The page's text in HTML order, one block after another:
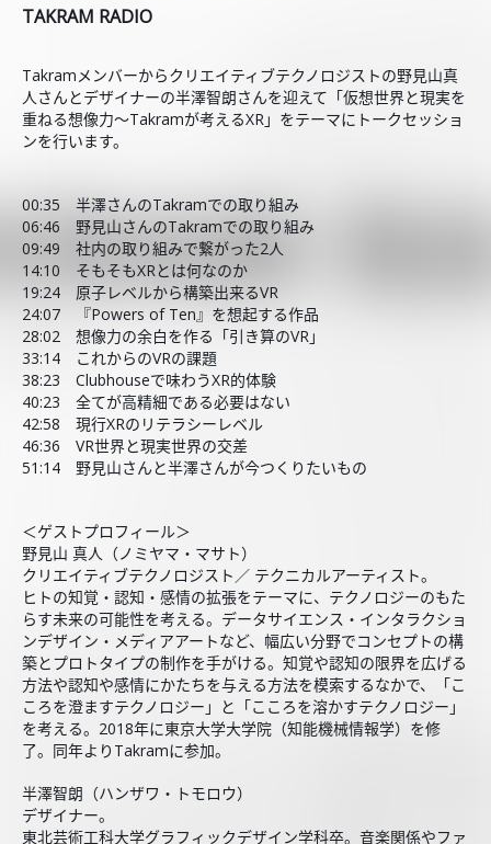
TAKRAM RADIO
Takramメンバーからクリエイティブテクノロジストの野見山真
人さんとデザイナーの半澤智朗さんを迎えて「仮想世界と現実を
重ねる想像力～Takramが考えるXR」をテーマにトークセッショ
ンを行います。
00:35 半澤さんのTakramでの取り組み
06:46 野見山さんのTakramでの取り組み
09:49 社内の取り組みで繋がった2人
14:10 そもそもXRとは何なのか
19:24 原子レベルから構築出来るVR
24:07 『Powers of Ten』を想起する作品
28:02 想像力の余白を作る「引き算のVR」
33:14 これからのVRの課題
38:23 Clubhouseで味わうXR的体験
40:23 全てが高精細である必要はない
42:58 現行XRのリテラシーレベル
46:36 VR世界と現実世界の交差
51:14 野見山さんと半澤さんが今つくりたいもの
＜ゲストプロフィール＞
野見山 真人（ノミヤマ・マサト）
クリエイティブテクノロジスト／ テクニカルアーティスト。
ヒトの知覚・認知・感情の拡張をテーマに、テクノロジーのもた
らす未来の可能性を考える。データサイエンス・インタラクショ
ンデザイン・メディアアートなど、幅広い分野でコンセプトの構
築とプロトタイプの制作を手がける。知覚や認知の限界を広げる
方法や認知や感情にかたちを与える方法を模索するなかで、「こ
ころを澄ますテクノロジー」と「こころを溶かすテクノロジー」
を考える。2018年に東京大学大学院（知能機械情報学）を修
了。同年よりTakramに参加。
半澤智朗（ハンザワ・トモロウ）
デザイナー。
東北芸術工科大学グラフィックデザイン学科卒。音楽関係やファ